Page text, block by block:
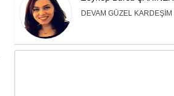
DEVAM GÜZEL KARDEŞİM